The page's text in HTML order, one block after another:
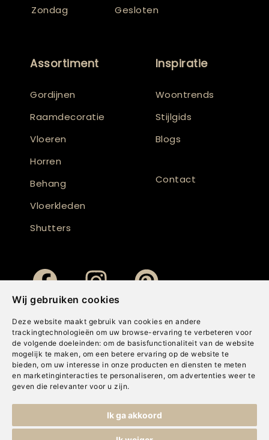
Wij gebruiken cookies
Deze website maakt gebruik van cookies en andere
trackingtechnologieën om uw browse-ervaring te verbeteren voor
de volgende doeleinden: om de basisfunctionaliteit van de website
mogelijk te maken , om een betere ervaring op de website te
bieden, om uw interesse in onze producten en diensten te meten
en marketinginteracties te personaliseren , om advertenties weer te
geven die relevanter voor u zijn.
Ik ga akkoord
Zondag
Gesloten
Assortiment
Gordijnen
Raamdecoratie
Vloeren
Horren
Behang
Vloerkleden
Shutters
Inspiratie
Woontrends
Stijlgids
Blogs
Contact
Cookies